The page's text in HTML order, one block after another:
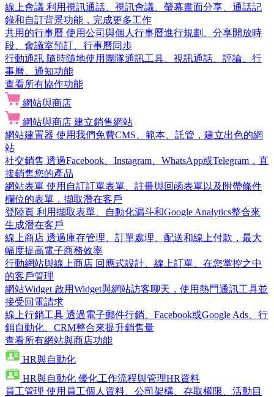
線上會議 利用視訊通話、視訊會議、螢幕畫面分享、通話記
錄和自訂背景功能，完成更多工作
共用的行事曆 使用公司與個人行事曆進行規劃、分享開放時
段、會議室預訂、行事曆同步
行動通訊 隨時隨地使用團隊通訊工具、視訊通話、評論、行
事曆、通知功能
查看所有協作功能
網站與商店
網站與商店 建立銷售網站
網站建置器 使用我們免費CMS、範本、託管，建立出色的網
站
社交銷售 透過Facebook、Instagram、WhatsApp或Telegram，直
接銷售您的產品
網站表單 使用自訂訂單表單、註冊與回函表單以及附帶條件
欄位的表單，擷取潛在客戶
登陸頁 利用擷取表單、自動化漏斗和Google Analytics整合來
生成潛在客戶
線上商店 透過庫存管理、訂單處理、配送和線上付款，最大
幅度提高電子商務效率
行動網站與線上商店 回應式設計、線上訂單、在您掌控之中
的客戶管理
網站Widget 啟用Widget與網站訪客聊天，使用熱門通訊工具並
接受回電請求
線上行銷工具 透過電子郵件行銷、Facebook或Google Ads、行
銷自動化、CRM整合來提升銷售量
查看所有網站與商店功能
HR與自動化
HR與自動化 優化工作流程與管理HR資料
員工管理 使用員工個人資料、公司架構、存取權限、活動目